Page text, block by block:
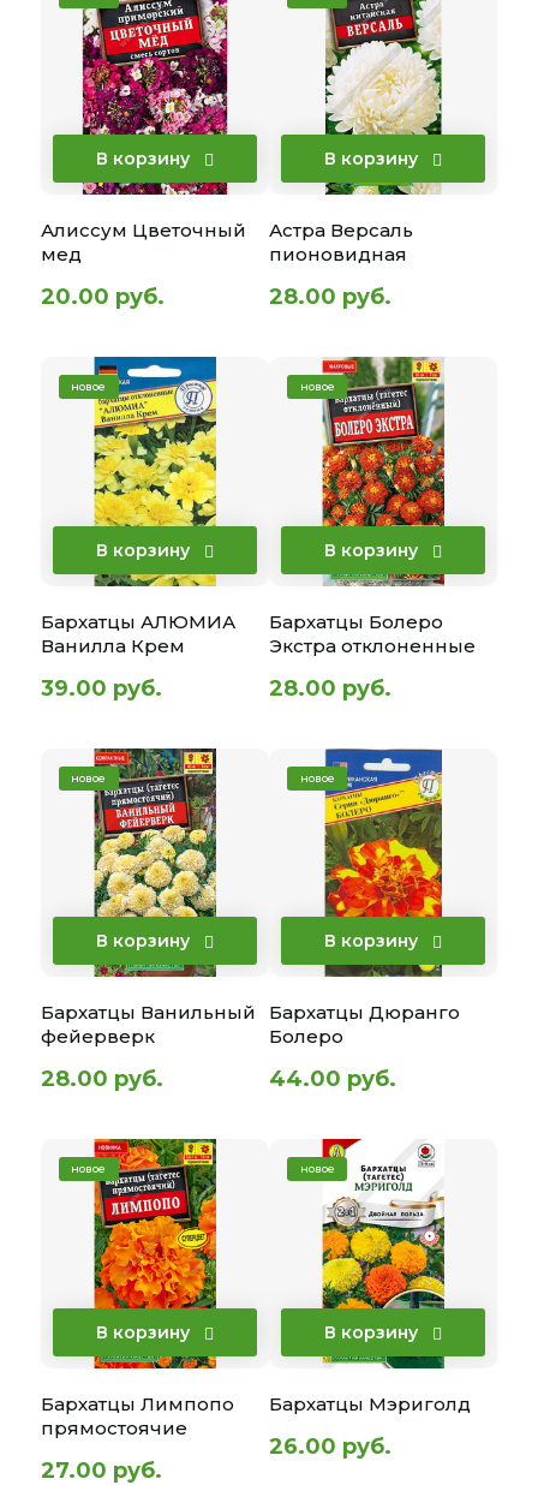
В корзину
Алиссум Цветочный
мед
20.00 руб.
В корзину
Астра Версаль
пионовидная
28.00 руб.
новое
В корзину
Бархатцы АЛЮМИА
Ванилла Крем
39.00 руб.
новое
В корзину
Бархатцы Болеро
Экстра отклоненные
28.00 руб.
новое
В корзину
Бархатцы Ванильный
фейерверк
28.00 руб.
новое
В корзину
Бархатцы Дюранго
Болеро
44.00 руб.
новое
В корзину
Бархатцы Лимпопо
прямостоячие
27.00 руб.
новое
В корзину
Бархатцы Мэриголд
26.00 руб.